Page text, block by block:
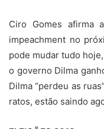
Ciro Gomes afirma
impeachment no
pode mudar tudo
o governo Dilma
Dilma “perdeu as
ratos, estão saindo